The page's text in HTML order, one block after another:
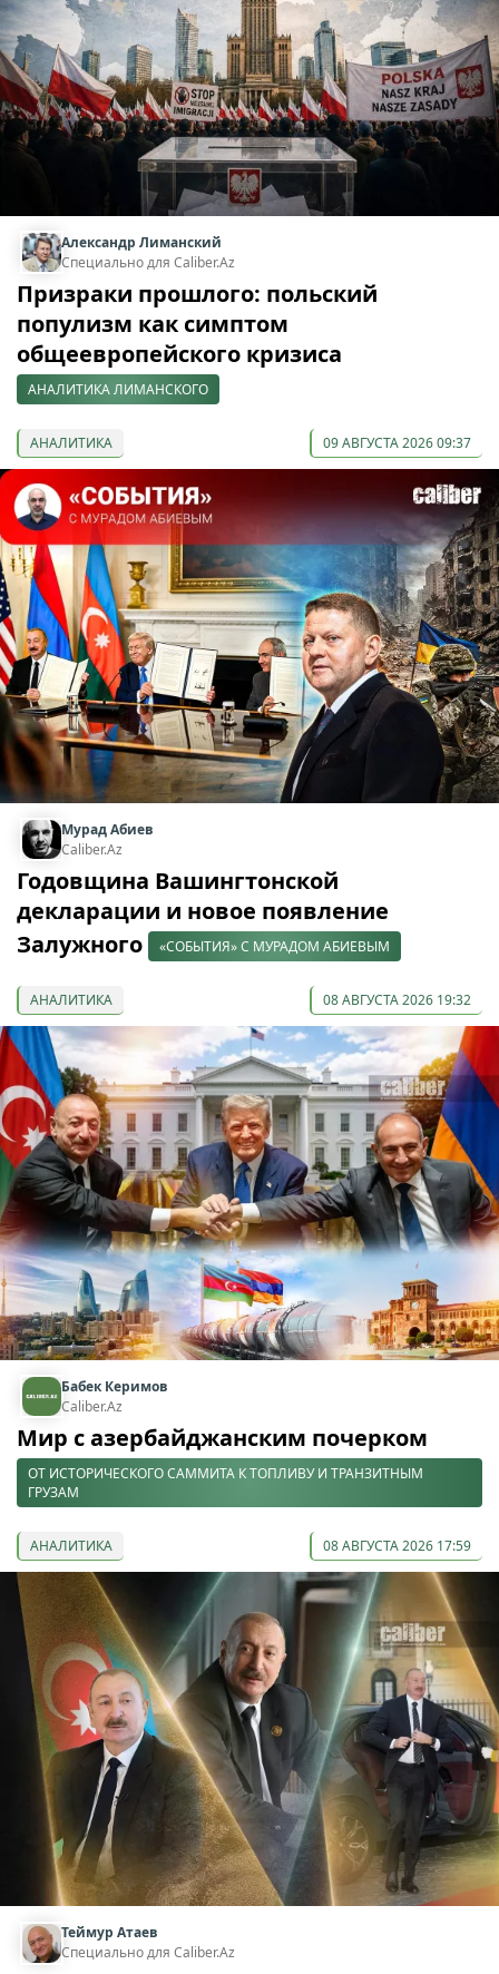
Александр Лиманский
Специально для Caliber.Az
Призраки прошлого: польский
популизм как симптом
общеевропейского кризиса
АНАЛИТИКА ЛИМАНСКОГО
АНАЛИТИКА 09 АВГУСТА 2026 09:37
Мурад Абиев
Caliber.Az
Годовщина Вашингтонской
декларации и новое появление
Залужного
«СОБЫТИЯ» С МУРАДОМ АБИЕВЫМ
АНАЛИТИКА 08 АВГУСТА 2026 19:32
Бабек Керимов
Caliber.Az
Мир с азербайджанским почерком
ОТ ИСТОРИЧЕСКОГО САММИТА К ТОПЛИВУ И ТРАНЗИТНЫМ
ГРУЗАМ
АНАЛИТИКА 08 АВГУСТА 2026 17:59
Теймур Атаев
Специально для Caliber.Az